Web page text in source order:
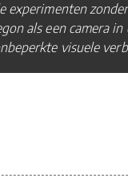
experimenten
als een camera
visuele